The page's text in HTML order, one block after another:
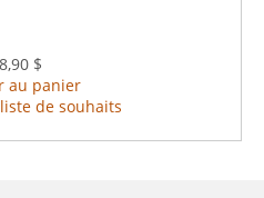
$
au panier
de souhaits